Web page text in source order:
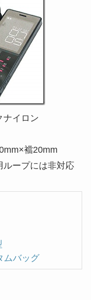
ナイロン
襠20mm
ープには非対応
ムバッグ